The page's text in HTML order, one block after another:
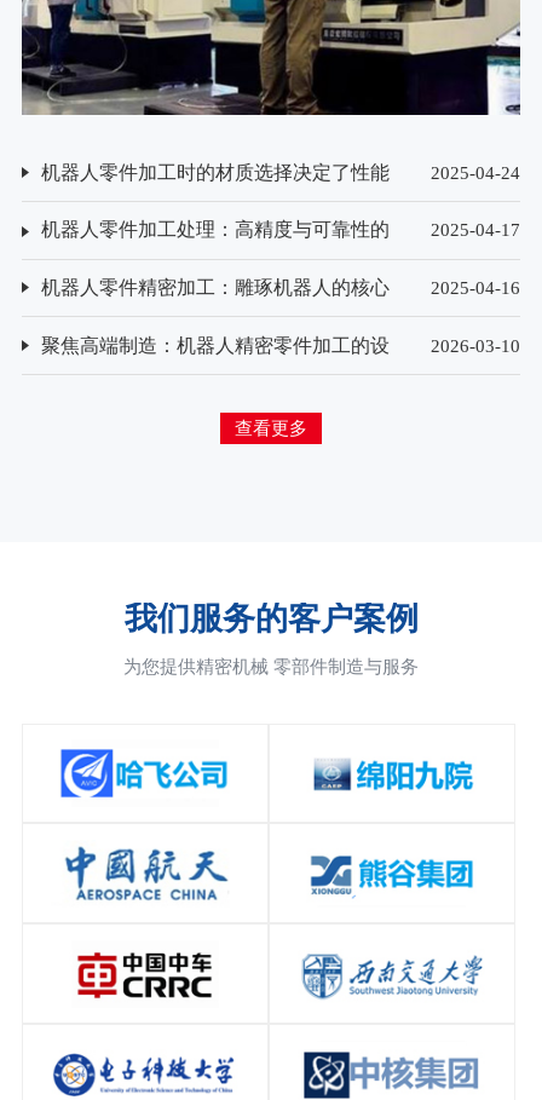
机器人零件加工时的材质选择决定了性能
2025-04-24
机器人零件加工处理：高精度与可靠性的
2025-04-17
机器人零件精密加工：雕琢机器人的核心
2025-04-16
聚焦高端制造：机器人精密零件加工的设
2026-03-10
查看更多
我们服务的客户案例
为您提供精密机械 零部件制造与服务